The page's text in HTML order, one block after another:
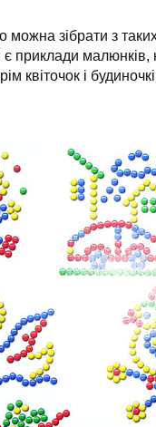
зібрати з
є приклади
квіточок і